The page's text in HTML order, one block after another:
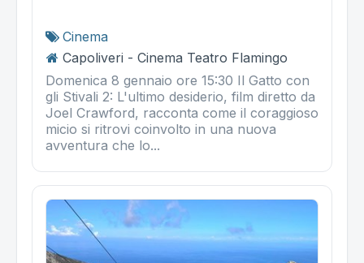
Cinema
Capoliveri - Cinema Teatro Flamingo
Domenica 8 gennaio ore 15:30 Il Gatto con
gli Stivali 2: L'ultimo desiderio, film diretto da
Joel Crawford, racconta come il coraggioso
micio si ritrovi coinvolto in una nuova
avventura che lo...